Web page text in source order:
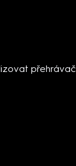
přehrávač